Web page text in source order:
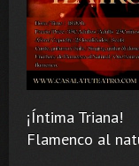
¡Íntima Triana!
Flamenco al